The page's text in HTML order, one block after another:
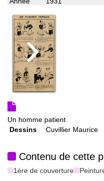
Un homme patient
Dessins
Cuvillier Maurice
Contenu de cette
1ère de couverture